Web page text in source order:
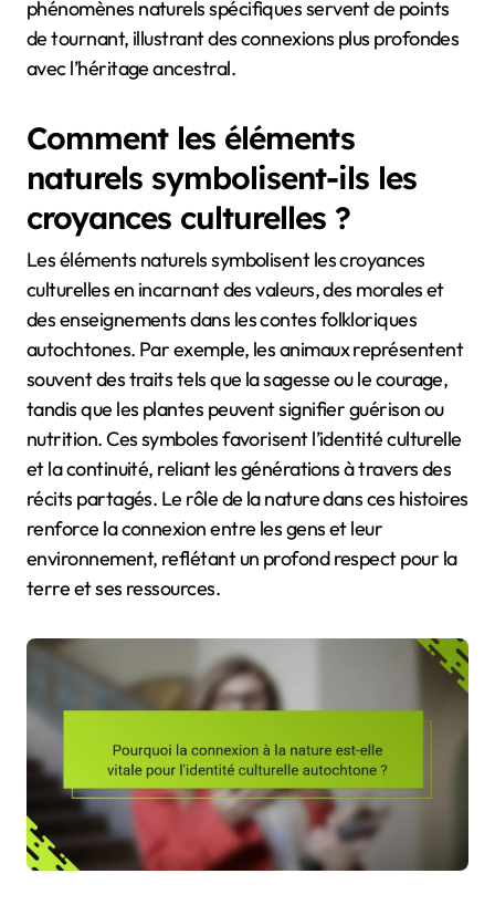
phénomènes naturels spécifiques servent de points
de tournant, illustrant des connexions plus profondes
avec l’héritage ancestral.
Comment les éléments
naturels symbolisent-ils les
croyances culturelles ?
Les éléments naturels symbolisent les croyances
culturelles en incarnant des valeurs, des morales et
des enseignements dans les contes folkloriques
autochtones. Par exemple, les animaux représentent
souvent des traits tels que la sagesse ou le courage,
tandis que les plantes peuvent signifier guérison ou
nutrition. Ces symboles favorisent l’identité culturelle
et la continuité, reliant les générations à travers des
récits partagés. Le rôle de la nature dans ces histoires
renforce la connexion entre les gens et leur
environnement, reflétant un profond respect pour la
terre et ses ressources.